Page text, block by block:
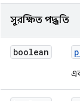
সুরক্ষিত পদ্ধতি
boolean